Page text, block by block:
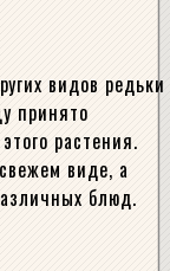
видов редьки
принято
растения.
виде, а
блюд.